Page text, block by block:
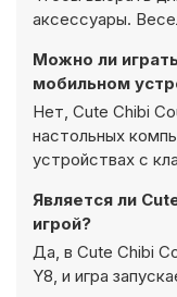
аксессуары.
Можно ли
мобильном
Нет, Cute Chibi
настольных
устройствах с
Является ли
игрой?
Да, в Cute Chibi
Y8, и игра